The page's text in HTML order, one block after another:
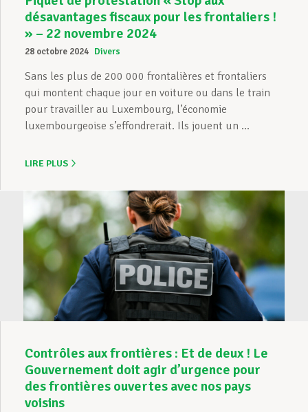
désavantages fiscaux pour les frontaliers !
» – 22 novembre 2024
28 octobre 2024 Divers
Sans les plus de 200 000 frontalières et frontaliers
qui montent chaque jour en voiture ou dans le train
pour travailler au Luxembourg, l’économie
luxembourgeoise s’effondrerait. Ils jouent un ...
LIRE PLUS
Contrôles aux frontières : Et de deux ! Le
Gouvernement doit agir d’urgence pour
des frontières ouvertes avec nos pays
voisins